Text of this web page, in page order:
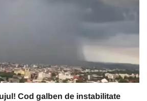
Cod galben de instabilitate